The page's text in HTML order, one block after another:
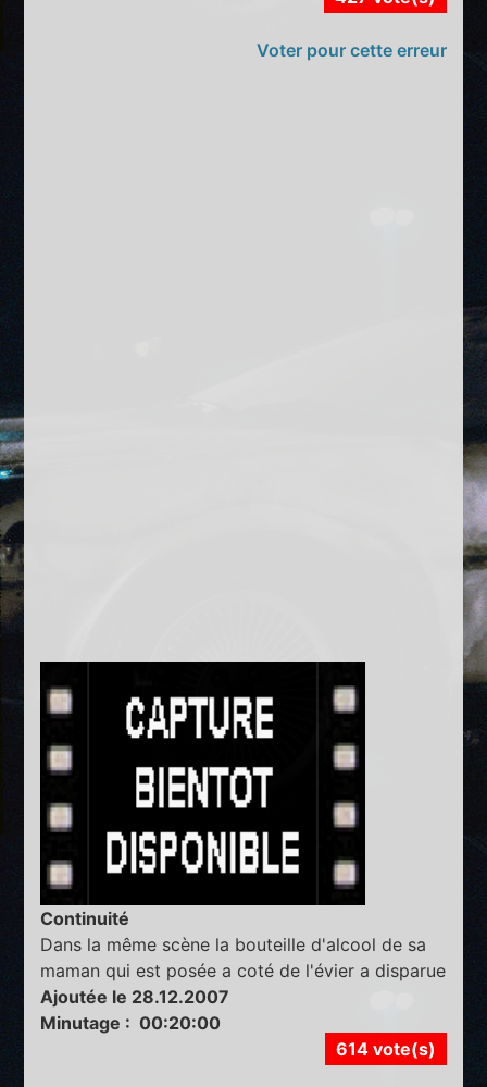
Voter pour cette erreur
Continuité
Dans la même scène la bouteille d'alcool de sa
maman qui est posée a coté de l'évier a disparue
Ajoutée le 28.12.2007
Minutage : 00:20:00
614 vote(s)